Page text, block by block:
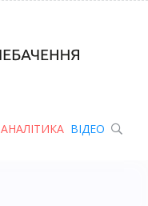
АНАЛІТИКА ВІДЕО